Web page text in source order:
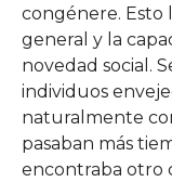
congénere. Esto
general y la
novedad social.
individuos
naturalmente
pasaban más
encontraba otro